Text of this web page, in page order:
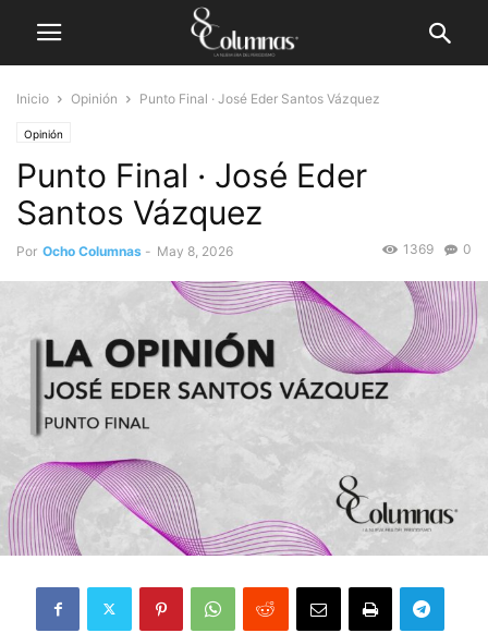
Inicio Opinión Punto Final · José Eder Santos Vázquez
Opinión
Punto Final · José Eder
Santos Vázquez
Por Ocho Columnas - May 8, 2026 0
1369